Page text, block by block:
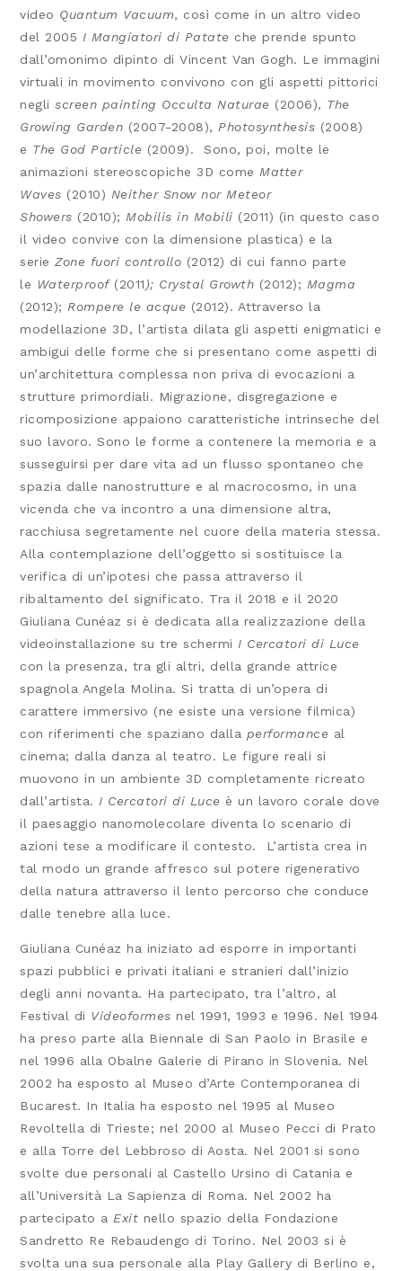
video Quantum Vacuum, così come in un altro video
del 2005 I Mangiatori di Patate che prende spunto
dall’omonimo dipinto di Vincent Van Gogh. Le immagini
virtuali in movimento convivono con gli aspetti pittorici
negliscreen painting Occulta Naturae (2006), The
Growing Garden (2007-2008), Photosynthesis (2008)
e The God Particle (2009). Sono, poi, molte le
animazioni stereoscopiche 3D come Matter
Waves (2010) Neither Snow nor Meteor
Showers (2010); Mobilis in Mobili (2011) (in questo caso
il video convive con la dimensione plastica) e la
serieZone fuori controllo (2012) di cui fanno parte
le Waterproof(2011 ); Crystal Growth (2012); Magma
(2012); Rompere le acque (2012). Attraverso la
modellazione 3D, l’artista dilata gli aspetti enigmatici e
ambigui delle forme che si presentano come aspetti di
un’architettura complessa non priva di evocazioni a
strutture primordiali. Migrazione, disgregazione e
ricomposizione appaiono caratteristiche intrinseche del
suo lavoro. Sono le forme a contenere la memoria e a
susseguirsi per dare vita ad un flusso spontaneo che
spazia dalle nanostrutture e al macrocosmo, in una
vicenda che va incontro a una dimensione altra,
racchiusa segretamente nel cuore della materia stessa.
Alla contemplazione dell’oggetto si sostituisce la
verifica di un’ipotesi che passa attraverso il
ribaltamento del significato. Tra il 2018 e il 2020
Giuliana Cunéaz si è dedicata alla realizzazione della
videoinstallazione su tre schermi I Cercatori di Luce
con la presenza, tra gli altri, della grande attrice
spagnola Angela Molina. Si tratta di un’opera di
carattere immersivo (ne esiste una versione filmica)
con riferimenti che spaziano dalla performance al
cinema; dalla danza al teatro. Le figure reali si
muovono in un ambiente 3D completamente ricreato
dall’artista. I Cercatori di Luce è un lavoro corale dove
il paesaggio nanomolecolare diventa lo scenario di
azioni tese a modificare il contesto. L’artista crea in
tal modo un grande affresco sul potere rigenerativo
della natura attraverso il lento percorso che conduce
dalle tenebre alla luce.
Giuliana Cunéaz ha iniziato ad esporre in importanti
spazi pubblici e privati italiani e stranieri dall’inizio
degli anni novanta. Ha partecipato, tra l’altro, al
Festival di Videoformes nel 1991, 1993 e 1996. Nel 1994
ha preso parte alla Biennale di San Paolo in Brasile e
nel 1996 alla Obalne Galerie di Pirano in Slovenia. Nel
2002 ha esposto al Museo d’Arte Contemporanea di
Bucarest. In Italia ha esposto nel 1995 al Museo
Revoltella di Trieste; nel 2000 al Museo Pecci di Prato
e alla Torre del Lebbroso di Aosta. Nel 2001 si sono
svolte due personali al Castello Ursino di Catania e
all’Università La Sapienza di Roma. Nel 2002 ha
partecipato a Exit nello spazio della Fondazione
Sandretto Re Rebaudengo di Torino. Nel 2003 si è
svolta una sua personale alla Play Gallery di Berlino e,